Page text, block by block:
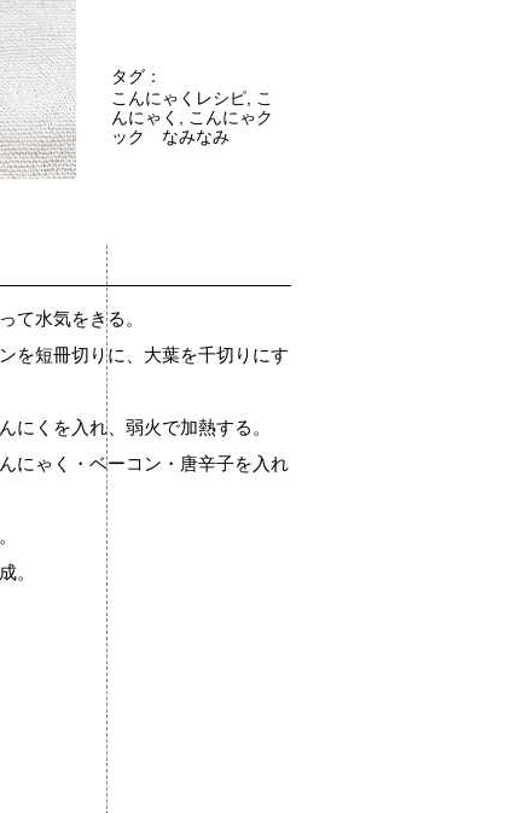
タグ：
こんにゃくレシピ, こ
んにゃく, こんにゃク
ック なみなみ
て水気をきる。
を短冊切りに、大葉を千切りにす
くを入れ、弱火で加熱する。
にゃく・ベーコン・唐辛子を入れ
。